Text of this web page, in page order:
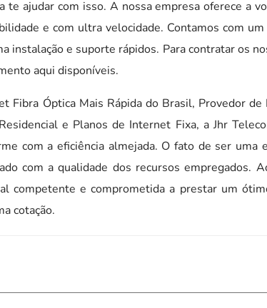
te ajudar com isso. A nossa empresa oferece a
e com ultra velocidade. Contamos com
instalação e suporte rápidos. Para contratar os
aqui disponíveis.
Fibra Óptica Mais Rápida do Brasil, Provedor
e Planos de Internet Fixa, a Jhr
com a eficiência almejada. O fato de ser uma
com a qualidade dos recursos empregados.
competente e comprometida a prestar um
cotação.